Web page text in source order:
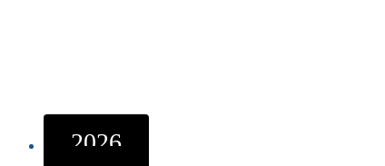
2026